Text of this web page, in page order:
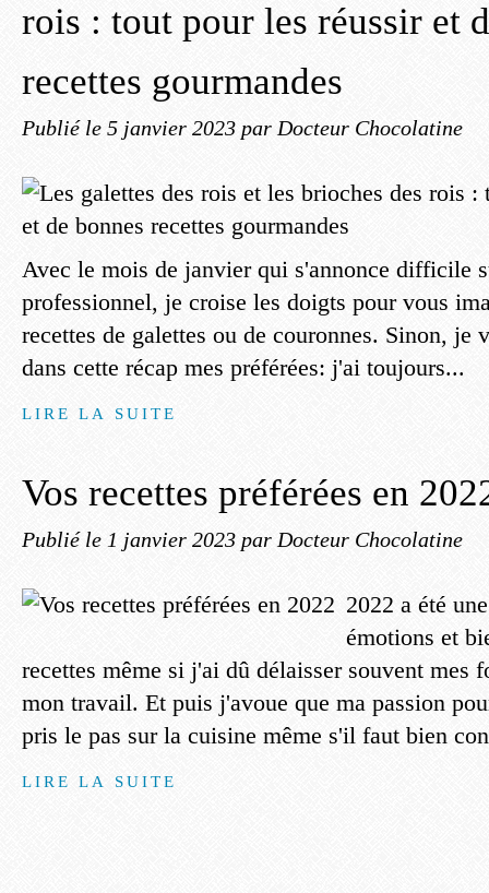
rois : tout pour les réussir et
recettes gourmandes
Publié le 5 janvier 2023 par Docteur Chocolatine
Avec le mois de janvier qui s'annonce difficile
professionnel, je croise les doigts pour vous
recettes de galettes ou de couronnes. Sinon, je
dans cette récap mes préférées: j'ai toujours...
LIRE LA SUITE
Vos recettes préférées en
Publié le 1 janvier 2023 par Docteur Chocolatine
2022 a été
émotions et
recettes même si j'ai dû délaisser souvent mes
mon travail. Et puis j'avoue que ma passion
pris le pas sur la cuisine même s'il faut bien
LIRE LA SUITE